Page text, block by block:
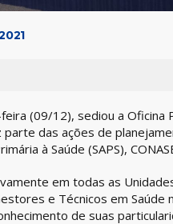
(09/12), sediou a Oficina
parte das ações de
à Saúde (SAPS),
em todas as
e Técnicos em Saúde
de suas